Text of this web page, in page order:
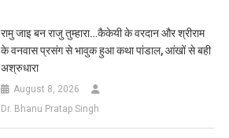
List
रामु जाइ बन राजु तुम्हारा…कैकेयी के वरदान और श्रीराम
के वनवास प्रसंग से भावुक हुआ कथा पांडाल, आंखों से बही
अश्रुधारा
August 8, 2026
Dr. Bhanu Pratap Singh